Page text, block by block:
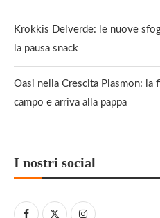
Krokkis Delverde: le nuove
la pausa snack
Oasi nella Crescita Plasmon: la
campo e arriva alla pappa
I nostri social